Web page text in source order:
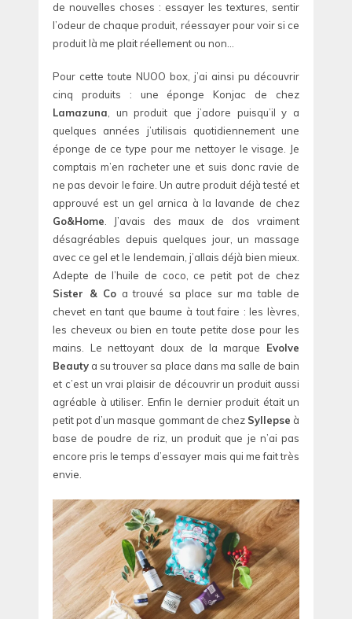
de nouvelles choses : essayer les textures, sentir
l’odeur de chaque produit, réessayer pour voir si ce
produit là me plait réellement ou non…
Pour cette toute NUOO box, j’ai ainsi pu découvrir
cinq produits : une éponge Konjac de chez
Lamazuna , un produit que j’adore puisqu’il y a
quelques années j’utilisais quotidiennement une
éponge de ce type pour me nettoyer le visage. Je
comptais m’en racheter une et suis donc ravie de
ne pas devoir le faire. Un autre produit déjà testé et
approuvé est un gel arnica à la lavande de chez
Go&Home . J’avais des maux de dos vraiment
désagréables depuis quelques jour, un massage
avec ce gel et le lendemain, j’allais déjà bien mieux.
Adepte de l’huile de coco, ce petit pot de chez
Sister & Co a trouvé sa place sur ma table de
chevet en tant que baume à tout faire : les lèvres,
les cheveux ou bien en toute petite dose pour les
mains. Le nettoyant doux de la marque Evolve
Beauty a su trouver sa place dans ma salle de bain
et c’est un vrai plaisir de découvrir un produit aussi
agréable à utiliser. Enfin le dernier produit était un
petit pot d’un masque gommant de chez Syllepse à
base de poudre de riz, un produit que je n’ai pas
encore pris le temps d’essayer mais qui me fait très
envie.